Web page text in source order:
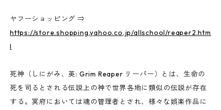
ヤフーショッピング ⇒
https://store.shopping.yahoo.co.jp/allschool/reaper2.htm
l
死神（しにがみ、英: Grim Reaper リーパー）とは、生命の
死を司るとされる伝説上の神で世界各地に類似の伝説が存在
する。冥府においては魂の管理者とされ、様々な娯楽作品に